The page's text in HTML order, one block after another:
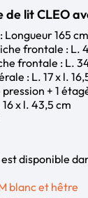
de lit CLEO
Longueur 165
frontale : L.
frontale : L.
: L. 17 x l.
+ 1
x l. 43,5 cm
disponible
blanc et hêtre